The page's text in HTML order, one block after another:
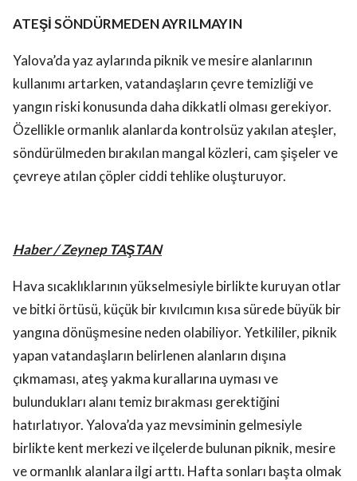
ATEŞİ SÖNDÜRMEDEN AYRILMAYIN
Yalova’da yaz aylarında piknik ve mesire alanlarının
kullanımı artarken, vatandaşların çevre temizliği ve
yangın riski konusunda daha dikkatli olması gerekiyor.
Özellikle ormanlık alanlarda kontrolsüz yakılan ateşler,
söndürülmeden bırakılan mangal közleri, cam şişeler ve
çevreye atılan çöpler ciddi tehlike oluşturuyor.
Haber / Zeynep TAŞTAN
Hava sıcaklıklarının yükselmesiyle birlikte kuruyan otlar
ve bitki örtüsü, küçük bir kıvılcımın kısa sürede büyük bir
yangına dönüşmesine neden olabiliyor. Yetkililer, piknik
yapan vatandaşların belirlenen alanların dışına
çıkmaması, ateş yakma kurallarına uyması ve
bulundukları alanı temiz bırakması gerektiğini
hatırlatıyor. Yalova’da yaz mevsiminin gelmesiyle
birlikte kent merkezi ve ilçelerde bulunan piknik, mesire
ve ormanlık alanlara ilgi arttı. Hafta sonları başta olmak